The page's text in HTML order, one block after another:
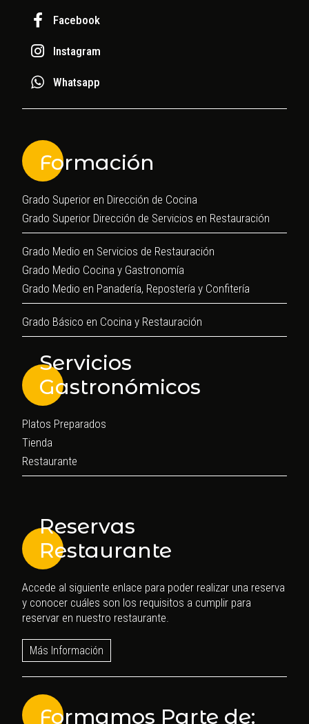
Facebook
Instagram
Whatsapp
Formación
Grado Superior en Dirección de Cocina
Grado Superior Dirección de Servicios en Restauración
Grado Medio en Servicios de Restauración
Grado Medio Cocina y Gastronomía
Grado Medio en Panadería, Repostería y Confitería
Grado Básico en Cocina y Restauración
Servicios
Gastronómicos
Platos Preparados
Tienda
Restaurante
Reservas
Restaurante
Accede al siguiente enlace para poder realizar una reserva
y conocer cuáles son los requisitos a cumplir para
reservar en nuestro restaurante.
Más Información
Formamos Parte de: